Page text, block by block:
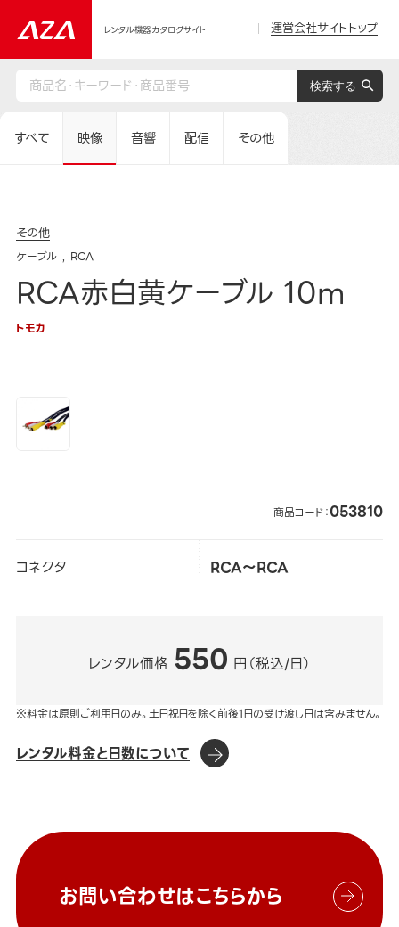
レンタル機器カタログサイト 運営会社サイトトップ
すべて 映像 音響 配信 その他
その他
ケーブル RCA
RCA赤白黄ケーブル 10m
トモカ
商品コード：053810
コネクタ RCA～RCA
レンタル価格 550 円（税込/日）
※料金は原則ご利用日のみ。土日祝日を除く前後1日の受け渡し日は含みません。
レンタル料金と日数について
お問い合わせはこちらから